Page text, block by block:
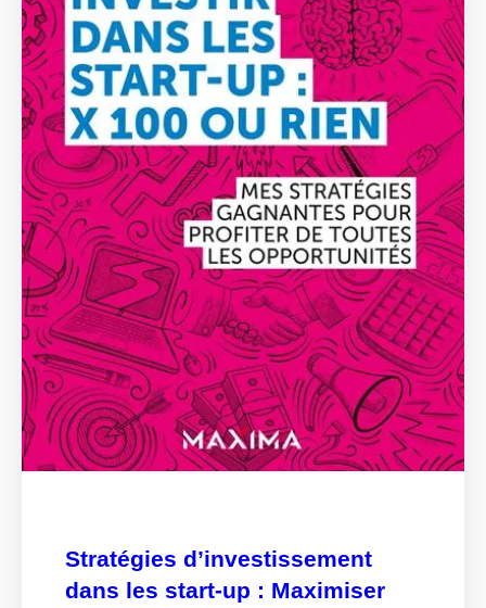
Stratégies d’investissement
dans les start-up : Maximiser